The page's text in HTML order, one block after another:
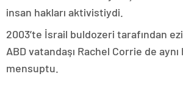
insan hakları aktivistiydi.
2003’te İsrail buldozeri tarafından
ABD vatandaşı Rachel Corrie de
mensuptu.